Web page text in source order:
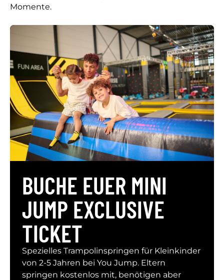
Momente.
BUCHE EUER MINI
JUMP EXCLUSIVE
TICKET
Spezielles Trampolinspringen für Kleinkinder
von 2-5 Jahren bei You Jump. Eltern
springen kostenlos mit, benötigen aber